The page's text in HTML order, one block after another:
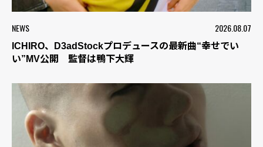
NEWS 2026.08.07
ICHIRO、D3adStockプロデュースの最新曲“幸せでい
い”MV公開 監督は鴨下大輝